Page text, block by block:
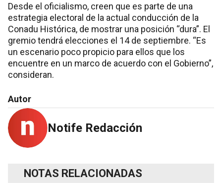
Desde el oficialismo, creen que es parte de una
estrategia electoral de la actual conducción de la
Conadu Histórica, de mostrar una posición “dura”. El
gremio tendrá elecciones el 14 de septiembre. “Es
un escenario poco propicio para ellos que los
encuentre en un marco de acuerdo con el Gobierno”,
consideran.
Autor
Notife Redacción
NOTAS RELACIONADAS